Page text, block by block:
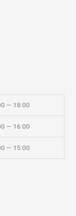
— 18:00
— 16:00
— 15:00